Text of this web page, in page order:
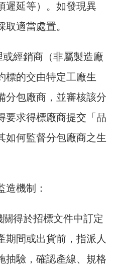
遲延等）。如發現異
適當處置。
經銷商（非屬製造廠
標的交由特定工廠生
分包廠商，並審核該分
要求得標廠商提交「品
如何監督分包廠商之生
造機制：
得於招標文件中訂定
期間或出貨前，指派人
抽驗，確認產線、規格